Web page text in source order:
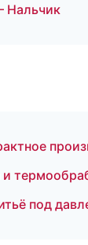
Нальчик
под